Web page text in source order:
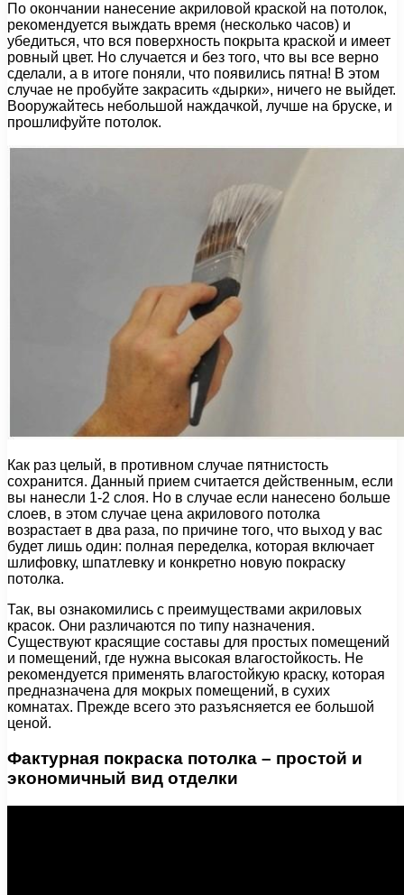
По окончании нанесение акриловой краской на потолок,
рекомендуется выждать время (несколько часов) и
убедиться, что вся поверхность покрыта краской и имеет
ровный цвет. Но случается и без того, что вы все верно
сделали, а в итоге поняли, что появились пятна! В этом
случае не пробуйте закрасить «дырки», ничего не выйдет.
Вооружайтесь небольшой наждачкой, лучше на бруске, и
прошлифуйте потолок.
Как раз целый, в противном случае пятнистость
сохранится. Данный прием считается действенным, если
вы нанесли 1-2 слоя. Но в случае если нанесено больше
слоев, в этом случае цена акрилового потолка
возрастает в два раза, по причине того, что выход у вас
будет лишь один: полная переделка, которая включает
шлифовку, шпатлевку и конкретно новую покраску
потолка.
Так, вы ознакомились с преимуществами акриловых
красок. Они различаются по типу назначения.
Существуют красящие составы для простых помещений
и помещений, где нужна высокая влагостойкость. Не
рекомендуется применять влагостойкую краску, которая
предназначена для мокрых помещений, в сухих
комнатах. Прежде всего это разъясняется ее большой
ценой.
Фактурная покраска потолка – простой и
экономичный вид отделки